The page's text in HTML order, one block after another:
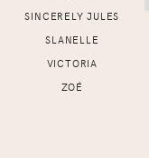
SINCERELY JULES
SLANELLE
VICTORIA
ZOÉ